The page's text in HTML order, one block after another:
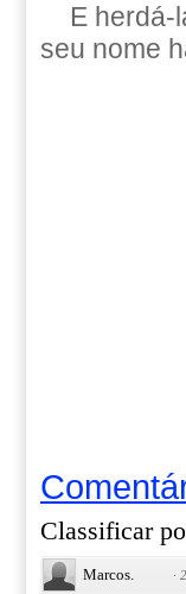
E herdá-
seu nome
Classificar
Marcos. ·